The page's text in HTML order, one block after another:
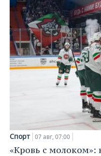
Спорт 07 авг, 07:00
«Кровь с молоком»: